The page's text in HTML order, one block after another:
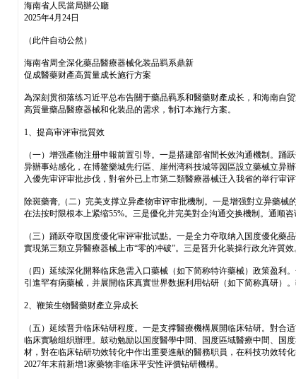
海南省人民當局辦公廳
2025年4月24日
（此件自动公然）
海南省周全深化藥品醫療器械化装品羁系鼎新
促成醫藥财產高質量成长施行方案
為深刻贯彻落练习近平总布告關于藥品羁系和醫藥财產成长，和海南自
高質量藥品醫療器械和化装品的需求，制订本施行方案。
1、提高审评审批質效
（一）增强產物注册申報前置引导。一是搭建部省間长效沟通機制。
异辦事站感化，在博鳌樂城先行區、崖州湾科技城等园區設立藥械立异
入優先审评审批步伐，對省外已上市第二類醫療器械迁入我省的举行审
除斑藥膏,（二）完美支撑立异產物审评审批機制。一是增强對立异藥
在法按时限根本上紧缩55%。三是優化并完美對企沟通交换機制。通顺
（三）踊跃夺取国度優化审评审批试點。一是全力夺取纳入国度優化
實現第三類立异醫療器械上市“零的冲破”。三是晋升化装操行政允许質
（四）延续深化開释临床急需入口藥械（如下简称特许藥械）政策盈
引進罕有病藥械，并展開临床真實世界数据利用钻研（如下简称真研）
2、鞭策生物醫藥财產立异成长
（五）延续晋升临床钻研程度。一是支撑醫療機構展開临床钻研。對
临床實驗组织辦理。鼓动勉励以国度醫學中間、国度區域醫療中間、国
材，對在临床钻研功效转化中作出重要進献的醫務职員，在科技功效转
2027年末前新增1家藥物非临床平安性评價钻研機構。